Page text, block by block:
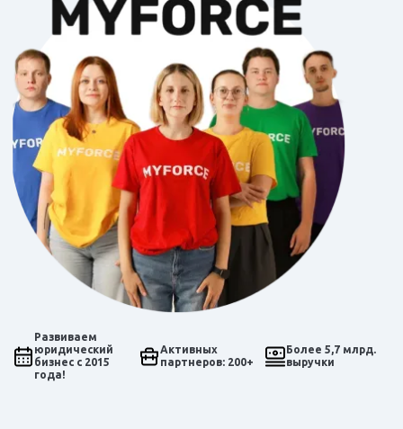
Развиваем
юридический
бизнес с 2015
года!
Активных
партнеров: 200+
Более 5,7 млрд.
выручки